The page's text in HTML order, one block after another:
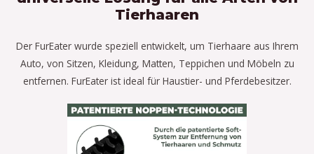
Tierhaaren
Der FurEater wurde speziell entwickelt, um Tierhaare aus Ihrem
Auto, von Sitzen, Kleidung, Matten, Teppichen und Möbeln zu
entfernen. FurEater ist ideal für Haustier- und Pferdebesitzer.